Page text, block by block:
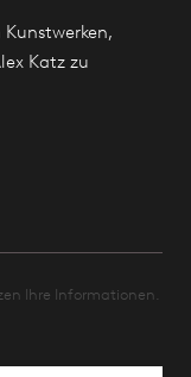
Katz zu
Ihre Informationen.